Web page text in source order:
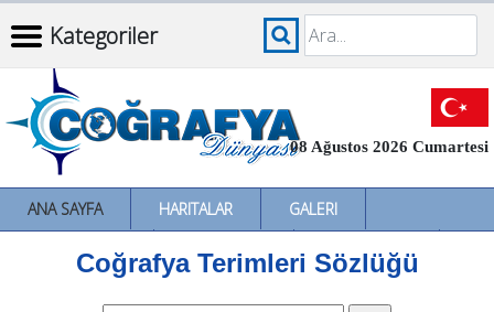
Kategoriler
08 Ağustos 2026 Cumartesi
ANA SAYFA HARITALAR
GALERI
İNCELEMELER
SÖZLÜKLER İL İL TÜRKIYE
Coğrafya Terimleri Sözlüğü